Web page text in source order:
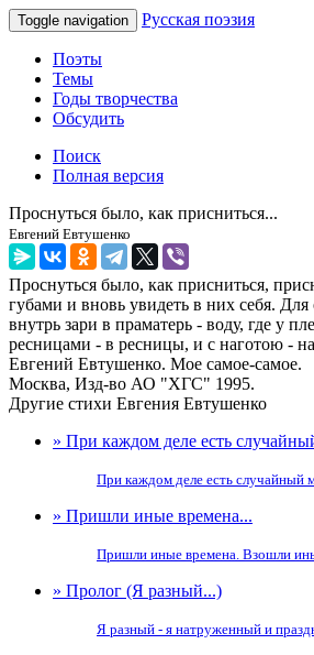
Toggle navigation Русская поэзия
Поэты
Темы
Годы творчества
Обсудить
Поиск
Полная версия
Проснуться было, как присниться...
Евгений Евтушенко
Проснуться было, как присниться,
губами и вновь увидеть в них себя.
внутрь зари в праматерь - воду, где у
ресницами - в ресницы, и с наготою -
Евгений Евтушенко. Мое самое-самое.
Москва, Изд-во АО "ХГС" 1995.
Другие стихи Евгения Евтушенко
» При каждом деле есть
При каждом деле есть случайный
» Пришли иные времена...
Пришли иные времена. Взошли
» Пролог (Я разный...)
Я разный - я натруженный и